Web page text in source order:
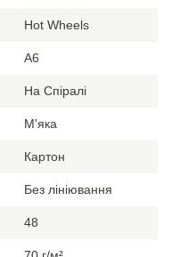
Hot Wheels
A6
На Спіралі
М'яка
Картон
Без лініювання
48